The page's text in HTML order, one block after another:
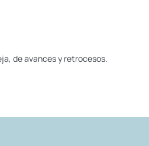
de avances y retrocesos.